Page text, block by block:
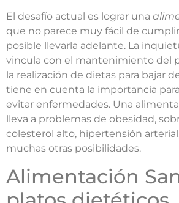
El desafío actual es lograr una
que no parece muy fácil de
posible llevarla adelante. La
vincula con el mantenimiento del
la realización de dietas para bajar
tiene en cuenta la importancia para
evitar enfermedades. Una
lleva a problemas de obesidad,
colesterol alto, hipertensión
muchas otras posibilidades.
Alimentación